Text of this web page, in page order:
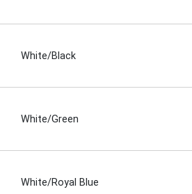
White/Black
White/Green
White/Royal Blue